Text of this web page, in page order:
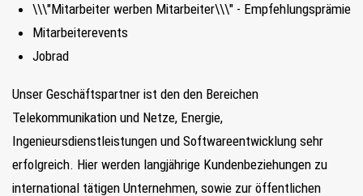
\\\"Mitarbeiter werben Mitarbeiter\\\" - Empfehlungsprämie
Mitarbeiterevents
Jobrad
Unser Geschäftspartner ist den den Bereichen
Telekommunikation und Netze, Energie,
Ingenieursdienstleistungen und Softwareentwicklung sehr
erfolgreich. Hier werden langjährige Kundenbeziehungen zu
international tätigen Unternehmen, sowie zur öffentlichen